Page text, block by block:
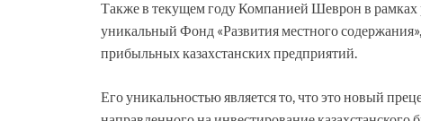
Также в текущем году Компанией Шеврон в рамках
уникальный Фонд «Развития местного
прибыльных казахстанских предприятий.
Его уникальностью является то, что это новый